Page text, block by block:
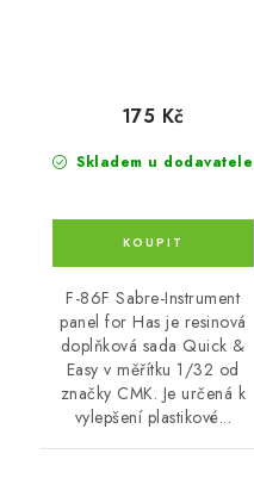
Skladem u dodavatele
175 Kč
F-86F Sabre-Instrument
panel for Has je resinová
doplňková sada Quick &
Easy v měřítku 1/32 od
značky CMK. Je určená k
vylepšení plastikové...